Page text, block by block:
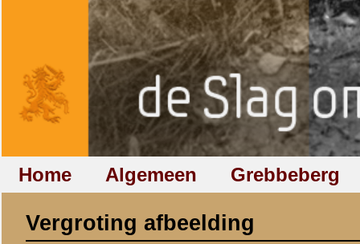
Home Algemeen Grebbeberg Betuwestelling
Vergroting afbeelding